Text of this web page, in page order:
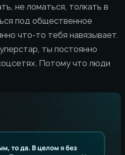
не ломаться, толкать в
под общественное
что-то тебя навязывает.
ты постоянно
Потому что люди